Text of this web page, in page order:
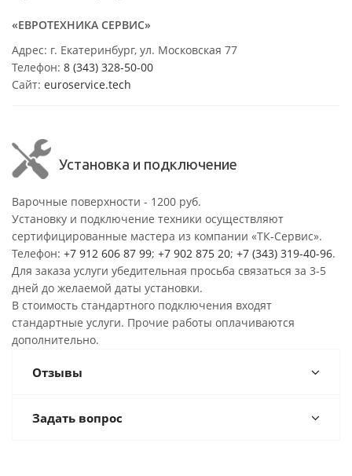
«ЕВРОТЕХНИКА СЕРВИС»
Адрес: г. Екатеринбург, ул. Московская 77
Телефон: 8 (343) 328-50-00
Сайт: euroservice.tech
Установка и подключение
Варочные поверхности - 1200 руб.
Установку и подключение техники осуществляют
сертифицированные мастера из компании «ТК-Сервис».
Телефон: +7 912 606 87 99; +7 902 875 20; +7 (343) 319-40-96.
Для заказа услуги убедительная просьба связаться за 3-5
дней до желаемой даты установки.
В стоимость стандартного подключения входят
стандартные услуги. Прочие работы оплачиваются
дополнительно.
Отзывы
Задать вопрос